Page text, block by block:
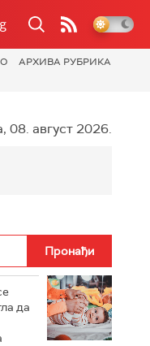
АРХИВА РУБРИКА
08. август 2026.
да